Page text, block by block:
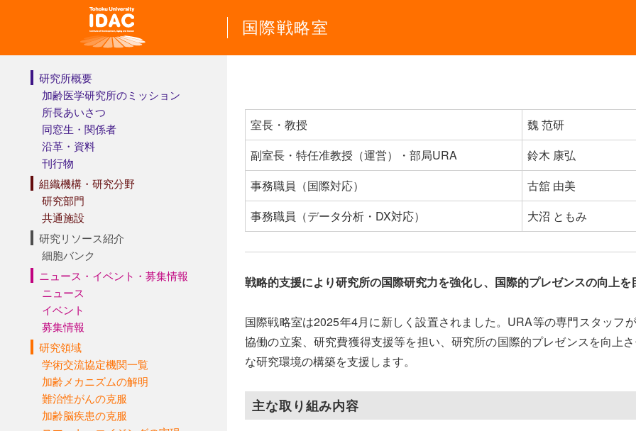
国際戦略室
室長・教授
魏 范研
副室長・特任准教授（運営）・部局URA
鈴木 康弘
事務職員（国際対応）
古舘 由美
事務職員（データ分析・DX対応）
大沼 ともみ
戦略的支援により研究所の国際研究力を強化し、国際的プレゼンスの向上を
国際戦略室は2025年4月に新しく設置されました。URA等の専門スタッフ
協働の立案、研究費獲得支援等を担い、研究所の国際的プレゼンスを向上
な研究環境の構築を支援します。
主な取り組み内容
研究所概要
加齢医学研究所のミッション
所長あいさつ
同窓生・関係者
沿革・資料
刊行物
組織機構・研究分野
研究部門
共通施設
研究リソース紹介
細胞バンク
ニュース・イベント・募集情報
ニュース
イベント
募集情報
研究領域
学術交流協定機関一覧
加齢メカニズムの解明
難治性がんの克服
加齢脳疾患の克服